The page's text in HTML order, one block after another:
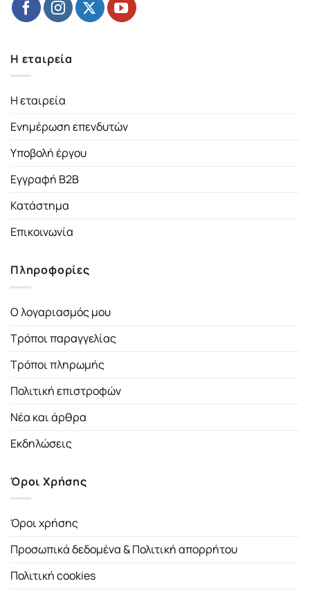
Η εταιρεία
Η εταιρεία
Ενημέρωση επενδυτών
Υποβολή έργου
Εγγραφή B2B
Κατάστημα
Επικοινωνία
Πληροφορίες
Ο λογαριασμός μου
Τρόποι παραγγελίας
Τρόποι πληρωμής
Πολιτική επιστροφών
Νέα και άρθρα
Εκδηλώσεις
Όροι Χρήσης
Όροι χρήσης
Προσωπικά δεδομένα & Πολιτική απορρήτου
Πολιτική cookies